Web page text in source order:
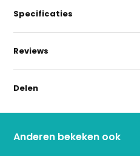
Specificaties
Reviews
Delen
Anderen bekeken ook